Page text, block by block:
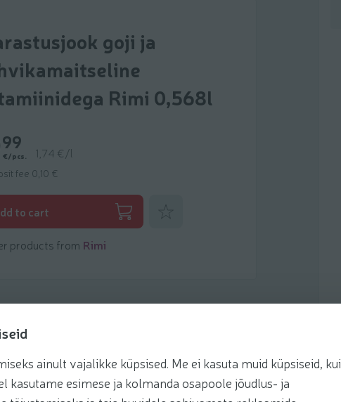
ainult vajalikke küpsised. Me ei kasuta muid küpsiseid, kui
kasutame esimese ja kolmanda osapoole jõudlus- ja
goji ja
Rimi 0,568l
99
€/pcs. 1,74 €/l
fee 0,10 €
to cart
products from Rimi